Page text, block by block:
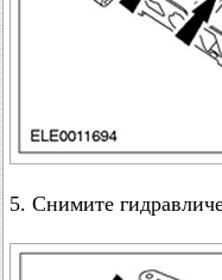
5. Снимите